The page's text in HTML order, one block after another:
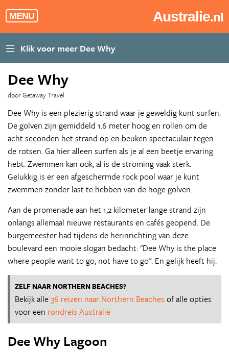
MENU Australie.nl
Dee Why
door Getaway Travel
Dee Why is een plezierig strand waar je geweldig kunt surfen.
De golven zijn gemiddeld 1.6 meter hoog en rollen om de
acht seconden het strand op en beuken spectaculair tegen
de rotsen. Ga hier alleen surfen als je al een beetje ervaring
hebt. Zwemmen kan ook, al is de stroming vaak sterk.
Gelukkig is er een afgeschermde rock pool waar je kunt
zwemmen zonder last te hebben van de hoge golven.
Aan de promenade aan het 1,2 kilometer lange strand zijn
onlangs allemaal nieuwe restaurants en cafés geopend. De
burgemeester had tijdens de herinrichting van deze
boulevard een mooie slogan bedacht: "Dee Why is the place
where people want to go, not have to go". En gelijk heeft hij.
ZELF NAAR NORTHERN BEACHES?
Bekijk alle36 reizen naar Northern Beaches of alle opties
voor een rondreis Australië
Dee Why Lagoon